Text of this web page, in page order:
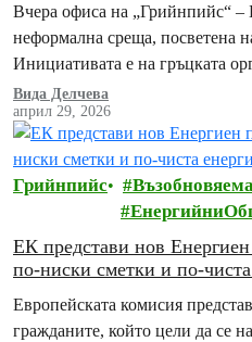
Вчера офиса на „Грийнпийс“ –
неформална среща, посветена
Инициативата е на гръцката
Cooperative съвместно с
Енергийна агенция…
Вида Делчева
април 29, 2026
Грийнпийс
ЕК представи нов Енергиен
по-ниски сметки и по-
Европейската комисия
гражданите, който цели да се